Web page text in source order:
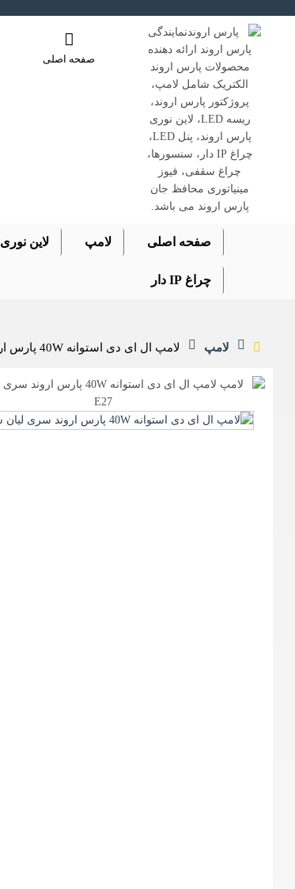
صفحه اصلی
صفحه اصلی لامپ لاین نوری
چراغ IP دار
لامپ لامپ ال ای دی استوانه 40W پارس اروند سری لیان سرپیچ E27